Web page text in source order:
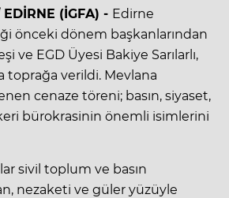
(İGFA) - Edirne
önceki dönem başkanlarından
ve EGD Üyesi Bakiye Sarılarlı,
toprağa verildi. Mevlana
cenaze töreni; basın, siyaset,
bürokrasinin önemli isimlerini
sivil toplum ve basın
nezaketi ve güler yüzüyle